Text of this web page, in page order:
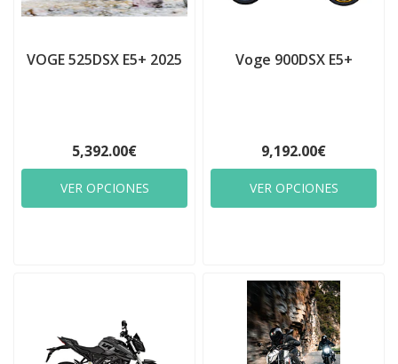
VOGE 525DSX E5+ 2025
5,392.00€
VER OPCIONES
Voge 900DSX E5+
9,192.00€
VER OPCIONES